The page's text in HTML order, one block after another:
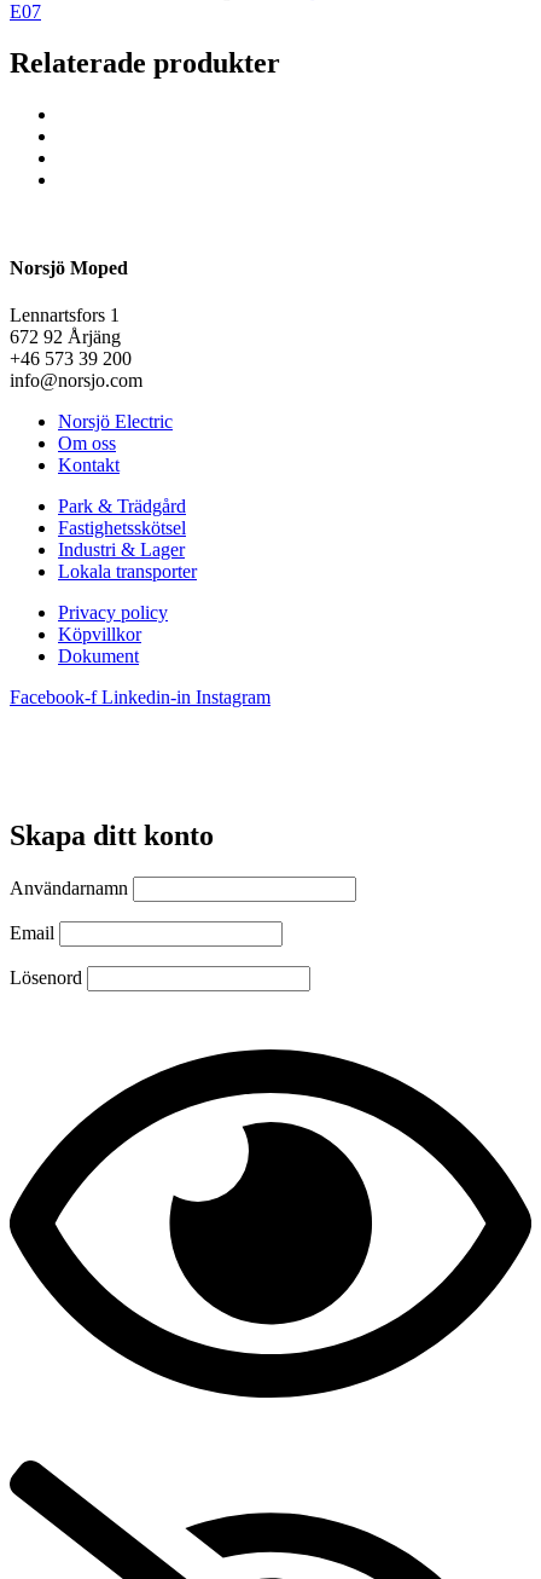
E07
Relaterade produkter
Norsjö Moped
Lennartsfors 1
672 92 Årjäng
+46 573 39 200
info@norsjo.com
Norsjö Electric
Om oss
Kontakt
Park & Trädgård
Fastighetsskötsel
Industri & Lager
Lokala transporter
Privacy policy
Köpvillkor
Dokument
Facebook-f Linkedin-in Instagram
Skapa ditt konto
Användarnamn
Email
Lösenord